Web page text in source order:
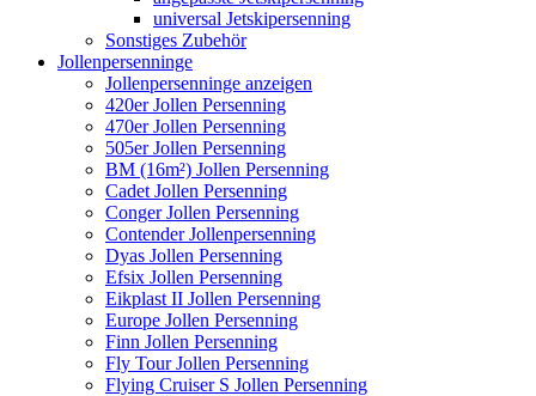
universal Jetskipersenning
Sonstiges Zubehör
Jollenpersenninge
Jollenpersenninge anzeigen
420er Jollen Persenning
470er Jollen Persenning
505er Jollen Persenning
BM (16m²) Jollen Persenning
Cadet Jollen Persenning
Conger Jollen Persenning
Contender Jollenpersenning
Dyas Jollen Persenning
Efsix Jollen Persenning
Eikplast II Jollen Persenning
Europe Jollen Persenning
Finn Jollen Persenning
Fly Tour Jollen Persenning
Flying Cruiser S Jollen Persenning